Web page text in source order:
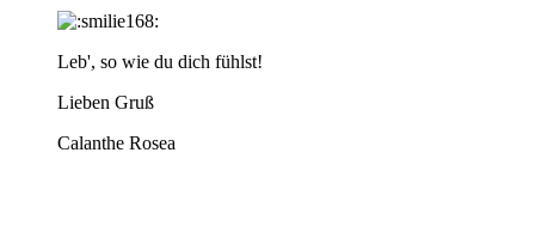
Leb', so wie du dich fühlst!
Lieben Gruß
Calanthe Rosea